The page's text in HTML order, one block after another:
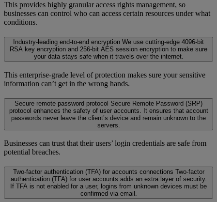
This provides highly granular access rights management, so
businesses can control who can access certain resources under what
conditions.
Industry-leading end-to-end encryption We use cutting-edge 4096-bit
RSA key encryption and 256-bit AES session encryption to make sure
your data stays safe when it travels over the internet.
This enterprise-grade level of protection makes sure your sensitive
information can’t get in the wrong hands.
Secure remote password protocol Secure Remote Password (SRP)
protocol enhances the safety of user accounts. It ensures that account
passwords never leave the client’s device and remain unknown to the
servers.
Businesses can trust that their users’ login credentials are safe from
potential breaches.
Two-factor authentication (TFA) for accounts connections Two-factor
authentication (TFA) for user accounts adds an extra layer of security.
If TFA is not enabled for a user, logins from unknown devices must be
confirmed via email.